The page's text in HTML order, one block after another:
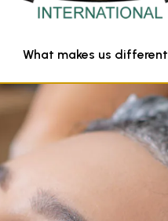
What makes us different